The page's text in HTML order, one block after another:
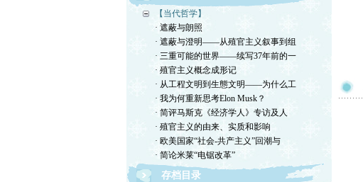
【当代哲学】
· 遮蔽与朗照
· 遮蔽与澄明——从殖官主义叙事到组
· 三重可能的世界——续写37年前的一
· 殖官主义概念成形记
· 从工程文明到生態文明——为什么工
· 我为何重新思考Elon Musk？
· 简评马斯克《经济学人》专访及人
· 殖官主义的由来、实质和影响
· 欧美国家“社会-共产主义”回潮与
· 简论米莱“电锯改革”
存档目录